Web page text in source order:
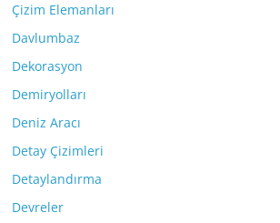
Çizim Elemanları
Davlumbaz
Dekorasyon
Demiryolları
Deniz Aracı
Detay Çizimleri
Detaylandırma
Devreler